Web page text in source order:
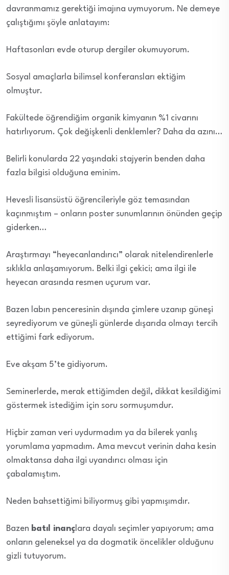
davranmamız gerektiği imajına uymuyorum. Ne demeye
çalıştığımı şöyle anlatayım:
Haftasonları evde oturup dergiler okumuyorum.
Sosyal amaçlarla bilimsel konferansları ektiğim
olmuştur.
Fakültede öğrendiğim organik kimyanın %1 civarını
hatırlıyorum. Çok değişkenli denklemler? Daha da azını…
Belirli konularda 22 yaşındaki stajyerin benden daha
fazla bilgisi olduğuna eminim.
Hevesli lisansüstü öğrencileriyle göz temasından
kaçınmıştım – onların poster sunumlarının önünden geçip
giderken…
Araştırmayı “heyecanlandırıcı” olarak nitelendirenlerle
sıklıkla anlaşamıyorum. Belki ilgi çekici; ama ilgi ile
heyecan arasında resmen uçurum var.
Bazen labın penceresinin dışında çimlere uzanıp güneşi
seyrediyorum ve güneşli günlerde dışarıda olmayı tercih
ettiğimi fark ediyorum.
Eve akşam 5’te gidiyorum.
Seminerlerde, merak ettiğimden değil, dikkat kesildiğimi
göstermek istediğim için soru sormuşumdur.
Hiçbir zaman veri uydurmadım ya da bilerek yanlış
yorumlama yapmadım. Ama mevcut verinin daha kesin
olmaktansa daha ilgi uyandırıcı olması için
çabalamıştım.
Neden bahsettiğimi biliyormuş gibi yapmışımdır.
Bazen batıl inanç lara dayalı seçimler yapıyorum; ama
onların geleneksel ya da dogmatik öncelikler olduğunu
gizli tutuyorum.